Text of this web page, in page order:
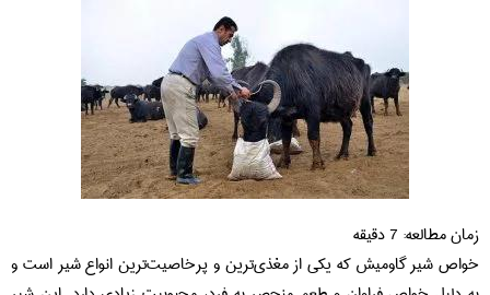
زمان مطالعه: 7دقیقه
خواص شیر گاومیش که یکی از مغذی‌ترین و پرخاصیت‌ترین انواع شیر است و